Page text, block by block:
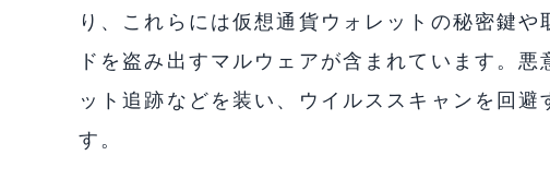
り、これらには仮想通貨ウォレットの秘密鍵
ドを盗み出すマルウェアが含まれています。
ット追跡などを装い、ウイルススキャンを回
す。